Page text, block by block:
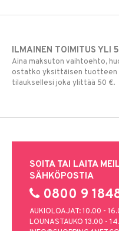
ILMAINEN TOIMITUS YLI
Aina maksuton vaihtoehto,
ostatko yksittäisen tuotteen
tilauksellesi joka ylittää 50 €.
SOITA TAI LAITA
SÄHKÖPOSTIA
0800 9
AUKIOLOAJAT: 10.00 -
LOUNASTAUKO 13.00 -